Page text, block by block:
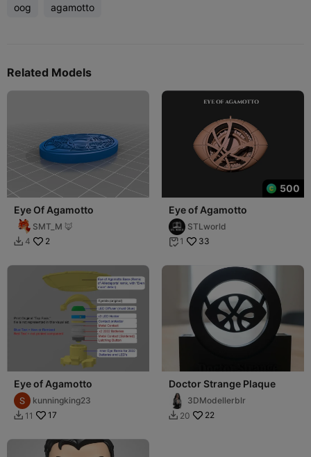
oog agamotto
Related Models
Eye Of Agamotto
SMT_M 🦊
 4 2
500
Eye of Agamotto
STLworld
 1 33
Eye of Agamotto
kunningking23
 11 17
Doctor Strange Plaque
3DModellerblr
 20 22